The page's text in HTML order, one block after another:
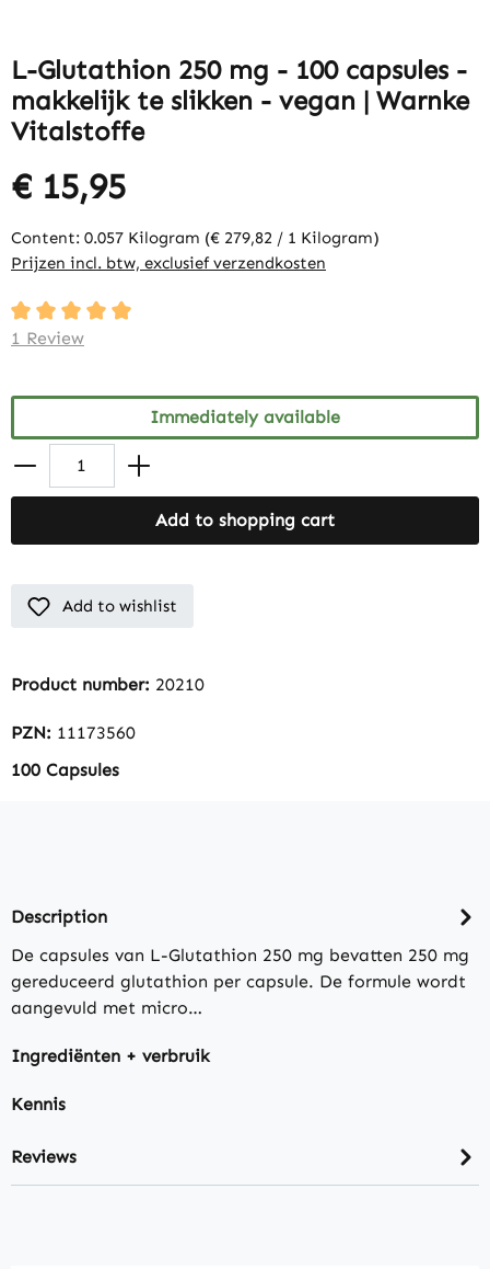
L-Glutathion 250 mg - 100 capsules -
makkelijk te slikken - vegan | Warnke
Vitalstoffe
€ 15,95
Content: 0.057 Kilogram (€ 279,82 / 1 Kilogram)
Prijzen incl. btw, exclusief verzendkosten
Average rating of 5 out of 5 stars
1 Review
Immediately available
Add to shopping cart
Add to wishlist
Product number: 20210
PZN: 11173560
100 Capsules
Description
De capsules van L-Glutathion 250 mg bevatten 250 mg
gereduceerd glutathion per capsule. De formule wordt
aangevuld met micro…
Ingrediënten + verbruik
Kennis
Reviews